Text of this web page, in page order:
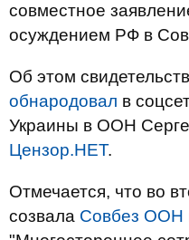
совместное
осуждением РФ в
Об этом
обнародовал в
Украины в ООН
Цензор.НЕТ.
Отмечается, что во
созвала Совбез ООН